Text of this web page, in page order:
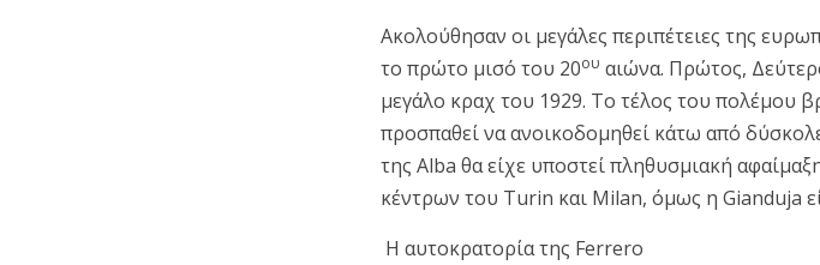
Ακολούθησαν οι μεγάλες περιπέτειες της
το πρώτο μισό του 20ου αιώνα. Πρώτος,
μεγάλο κραχ του 1929. Το τέλος του πολέμου
προσπαθεί να ανοικοδομηθεί κάτω από
της Alba θα είχε υποστεί πληθυσμιακή
κέντρων του Turin και Milan, όμως η Gianduja
Η αυτοκρατορία της Ferrero